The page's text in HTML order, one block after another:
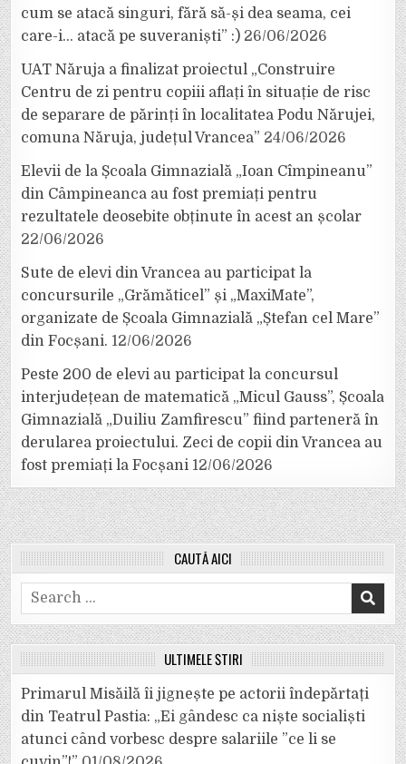
cum se atacă singuri, fără să-și dea seama, cei
care-i… atacă pe suveraniști” :) 26/06/2026
UAT Năruja a finalizat proiectul „Construire
Centru de zi pentru copiii aflați în situație de risc
de separare de părinți în localitatea Podu Nărujei,
comuna Năruja, județul Vrancea” 24/06/2026
Elevii de la Școala Gimnazială „Ioan Cîmpineanu”
din Câmpineanca au fost premiați pentru
rezultatele deosebite obținute în acest an școlar
22/06/2026
Sute de elevi din Vrancea au participat la
concursurile „Grămăticel” și „MaxiMate”,
organizate de Școala Gimnazială „Ștefan cel Mare”
din Focșani. 12/06/2026
Peste 200 de elevi au participat la concursul
interjudețean de matematică „Micul Gauss”, Școala
Gimnazială „Duiliu Zamfirescu” fiind parteneră în
derularea proiectului. Zeci de copii din Vrancea au
fost premiați la Focșani 12/06/2026
CAUTĂ AICI
Search
for:
ULTIMELE ȘTIRI
Primarul Misăilă îi jignește pe actorii îndepărtați
din Teatrul Pastia: „Ei gândesc ca niște socialiști
atunci când vorbesc despre salariile ”ce li se